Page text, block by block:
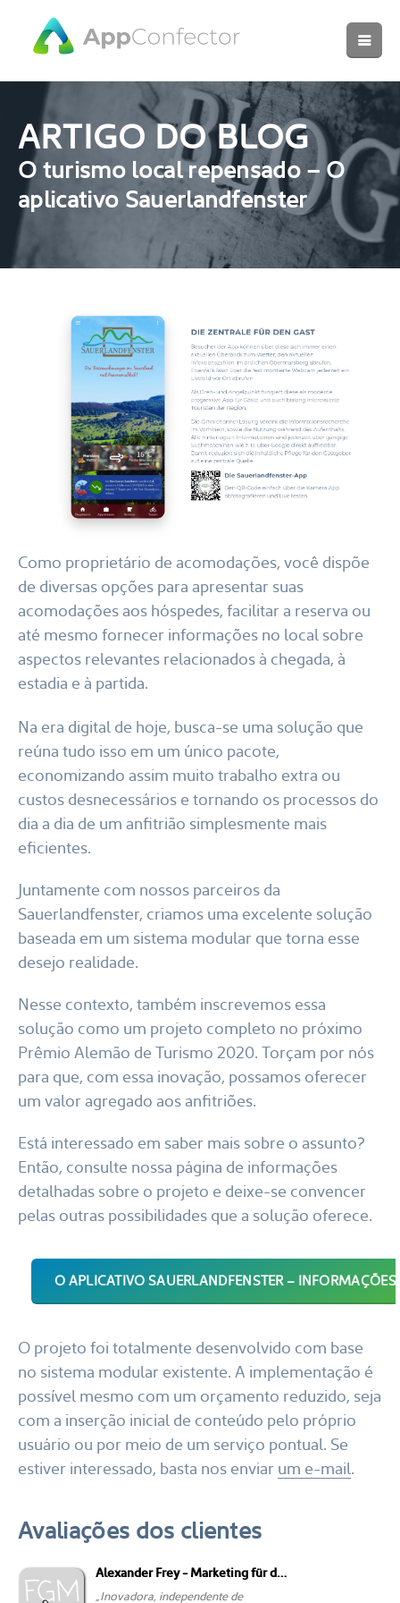
ARTIGO DO BLOG
O turismo local repensado – O
aplicativo Sauerlandfenster
Como proprietário de acomodações, você dispõe
de diversas opções para apresentar suas
acomodações aos hóspedes, facilitar a reserva ou
até mesmo fornecer informações no local sobre
aspectos relevantes relacionados à chegada, à
estadia e à partida.
Na era digital de hoje, busca-se uma solução que
reúna tudo isso em um único pacote,
economizando assim muito trabalho extra ou
custos desnecessários e tornando os processos do
dia a dia de um anfitrião simplesmente mais
eficientes.
Juntamente com nossos parceiros da
Sauerlandfenster, criamos uma excelente solução
baseada em um sistema modular que torna esse
desejo realidade.
Nesse contexto, também inscrevemos essa
solução como um projeto completo no próximo
Prêmio Alemão de Turismo 2020. Torçam por nós
para que, com essa inovação, possamos oferecer
um valor agregado aos anfitriões.
Está interessado em saber mais sobre o assunto?
Então, consulte nossa página de informações
detalhadas sobre o projeto e deixe-se convencer
pelas outras possibilidades que a solução oferece.
O APLICATIVO SAUERLANDFENSTER –
O projeto foi totalmente desenvolvido com base
no sistema modular existente. A implementação é
possível mesmo com um orçamento reduzido, seja
com a inserção inicial de conteúdo pelo próprio
usuário ou por meio de um serviço pontual. Se
estiver interessado, basta nos enviar um e-mail.
Avaliações dos clientes